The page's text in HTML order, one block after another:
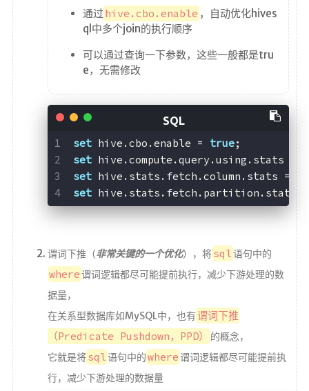
通过 hive.cbo.enable ，自动优化hives
ql中多个join的执行顺序
可以通过查询一下参数，这些一般都是tru
e，无需修改
set hive.cbo.enable = true;
set hive.compute.query.using.stats =
set hive.stats.fetch.column.stats =
set hive.stats.fetch.partition.stats
谓词下推（非常关键的一个优化），将sql语句中的
where谓词逻辑都尽可能提前执行，减少下游处理的数
据量，
在关系型数据库如MySQL中，也有谓词下推
（Predicate Pushdown，PPD）
的概念，
它就是将sql语句中的where谓词逻辑都尽可能提前执
行，减少下游处理的数据量